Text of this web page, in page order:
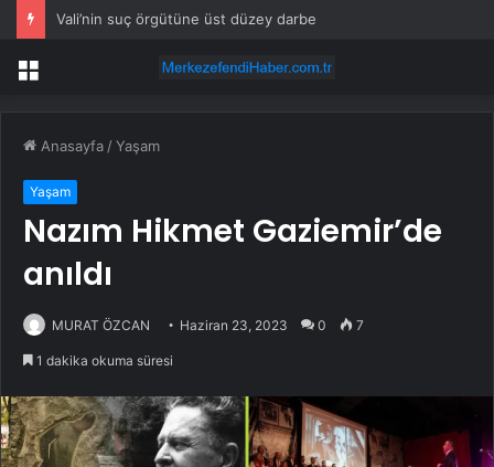
Vali’nin suç örgütüne üst düzey darbe
Menü
Anasayfa /Yaşam
Yaşam
Nazım Hikmet Gaziemir’de
anıldı
MURAT ÖZCAN Haziran 23, 2023 0 7
1 dakika okuma süresi